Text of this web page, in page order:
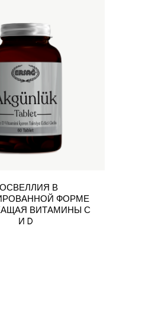
В
ФОРМЕ
ВИТАМИНЫ С
И D